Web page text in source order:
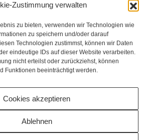
Zustimmung verwalten
zu bieten, verwenden wir Technologien wie
zu speichern und/oder darauf
Technologien zustimmst, können wir Daten
eindeutige IDs auf dieser Website verarbeiten.
nicht erteilst oder zurückziehst, können
Funktionen beeinträchtigt werden.
Cookies akzeptieren
Ablehnen
© 2009 - 2026 Bilderrampe.de